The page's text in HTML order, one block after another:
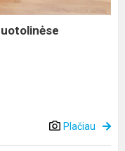
Plačiau